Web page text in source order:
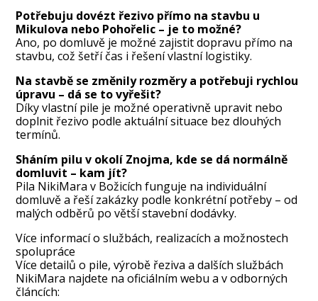
Potřebuju dovézt řezivo přímo na stavbu u
Mikulova nebo Pohořelic – je to možné?
Ano, po domluvě je možné zajistit dopravu přímo na
stavbu, což šetří čas i řešení vlastní logistiky.
Na stavbě se změnily rozměry a potřebuji rychlou
úpravu – dá se to vyřešit?
Díky vlastní pile je možné operativně upravit nebo
doplnit řezivo podle aktuální situace bez dlouhých
termínů.
Sháním pilu v okolí Znojma, kde se dá normálně
domluvit – kam jít?
Pila NikiMara v Božicích funguje na individuální
domluvě a řeší zakázky podle konkrétní potřeby – od
malých odběrů po větší stavební dodávky.
Více informací o službách, realizacích a možnostech
spolupráce
Více detailů o pile, výrobě řeziva a dalších službách
NikiMara najdete na oficiálním webu a v odborných
článcích: